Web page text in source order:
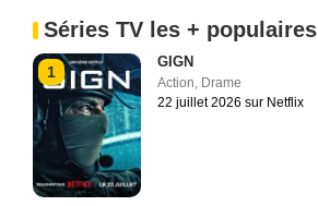
Séries TV les + populaires
1
GIGN
Action, Drame
22 juillet 2026 sur Netflix